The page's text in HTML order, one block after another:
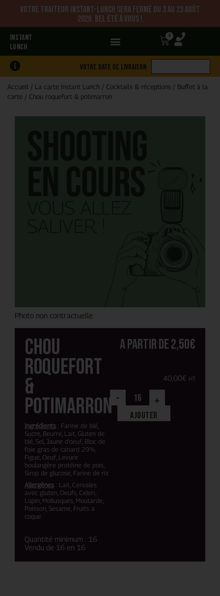
Votre traiteur Instant-Lunch sera fermé du 3 au 23 août
2026. Bel été à vous !
INSTANT
LUNCH
0
Votre date de livraison
Accueil / La carte Instant Lunch / Cocktails & réceptions / Buffet à la
carte / Chou roquefort & potimarron
Photo non contractuelle.
Chou
roquefort
&
potimarron
Ingrédients : Farine de blé,
Sucre, Beurre, Lait, Gluten de
blé, Sel, Jaune d'oeuf, Bloc de
foie gras de canard 29%,
Figue, Oeuf, Levure
boulangère protéine de pois,
Sirop de glucose, Farine de riz
Allergènes : Lait, Cereales
avec gluten, Oeufs, Celeri,
Lupin, Mollusques, Moutarde,
Poisson, Sesame, Fruits a
coque
Quantité minimum : 16
Vendu de 16 en 16
A partir de2,50€
40,00€ HT
- +
Ajouter